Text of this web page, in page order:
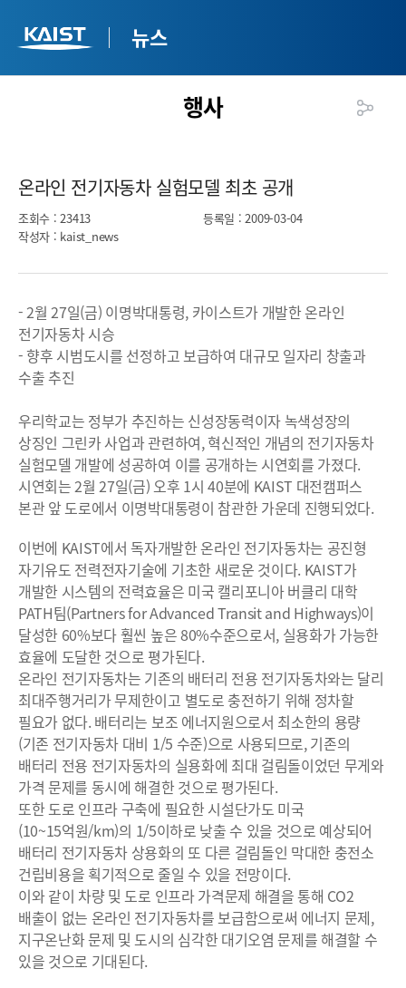
뉴스
행사
온라인 전기자동차 실험모델 최초 공개​
조회수 : 23413 등록일 : 2009-03-04
작성자 : kaist_news
- 2월 27일(금) 이명박대통령, 카이스트가 개발한 온라인
전기자동차 시승
- 향후 시범도시를 선정하고 보급하여 대규모 일자리 창출과
수출 추진
우리학교는 정부가 추진하는 신성장동력이자 녹색성장의
상징인 그린카 사업과 관련하여, 혁신적인 개념의 전기자동차
실험모델 개발에 성공하여 이를 공개하는 시연회를 가졌다.
시연회는 2월 27일(금) 오후 1시 40분에 KAIST 대전캠퍼스
본관 앞 도로에서 이명박대통령이 참관한 가운데 진행되었다.
이번에 KAIST에서 독자개발한 온라인 전기자동차는 공진형
자기유도 전력전자기술에 기초한 새로운 것이다. KAIST가
개발한 시스템의 전력효율은 미국 캘리포니아 버클리 대학
PATH팀(Partners for Advanced Transit and Highways)이
달성한 60%보다 훨씬 높은 80%수준으로서, 실용화가 가능한
효율에 도달한 것으로 평가된다.
온라인 전기자동차는 기존의 배터리 전용 전기자동차와는 달리
최대주행거리가 무제한이고 별도로 충전하기 위해 정차할
필요가 없다. 배터리는 보조 에너지원으로서 최소한의 용량
(기존 전기자동차 대비 1/5 수준)으로 사용되므로, 기존의
배터리 전용 전기자동차의 실용화에 최대 걸림돌이었던 무게와
가격 문제를 동시에 해결한 것으로 평가된다.
또한 도로 인프라 구축에 필요한 시설단가도 미국
(10~15억원/km)의 1/5이하로 낮출 수 있을 것으로 예상되어
배터리 전기자동차 상용화의 또 다른 걸림돌인 막대한 충전소
건립비용을 획기적으로 줄일 수 있을 전망이다.
이와 같이 차량 및 도로 인프라 가격문제 해결을 통해 CO2
배출이 없는 온라인 전기자동차를 보급함으로써 에너지 문제,
지구온난화 문제 및 도시의 심각한 대기오염 문제를 해결할 수
있을 것으로 기대된다.